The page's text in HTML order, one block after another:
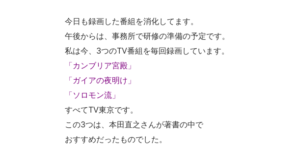
今日も録画した番組を消化してます。
午後からは、事務所で研修の準備の予定です。
私は今、3つのTV番組を毎回録画しています。
「カンブリア宮殿」
「ガイアの夜明け」
「ソロモン流」
すべてTV東京です。
この3つは、本田直之さんが著書の中で
おすすめだったものでした。